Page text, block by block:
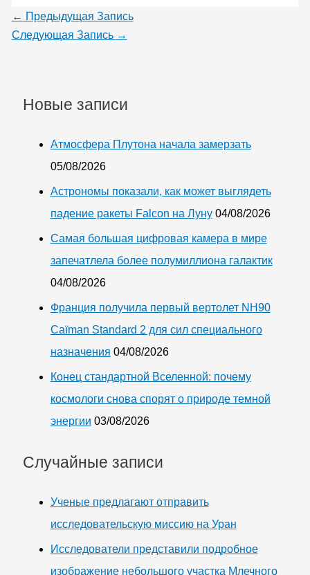
← Предыдущая Запись
Следующая Запись →
Новые записи
Атмосфера Плутона начала замерзать
05/08/2026
Астрономы показали, как может выглядеть
падение ракеты Falcon на Луну 04/08/2026
Самая большая цифровая камера в мире
запечатлела более полумиллиона галактик
04/08/2026
Франция получила первый вертолет NH90
Caïman Standard 2 для сил специального
назначения 04/08/2026
Конец стандартной Вселенной: почему
космологи снова спорят о природе темной
энергии 03/08/2026
Случайные записи
Ученые предлагают отправить
исследовательскую миссию на Уран
Исследователи представили подробное
изображение небольшого участка Млечного